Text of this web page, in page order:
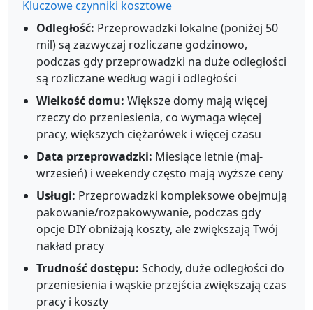
Kluczowe czynniki kosztowe
Odległość: Przeprowadzki lokalne (poniżej 50
mil) są zazwyczaj rozliczane godzinowo,
podczas gdy przeprowadzki na duże odległości
są rozliczane według wagi i odległości
Wielkość domu: Większe domy mają więcej
rzeczy do przeniesienia, co wymaga więcej
pracy, większych ciężarówek i więcej czasu
Data przeprowadzki: Miesiące letnie (maj-
wrzesień) i weekendy często mają wyższe ceny
Usługi: Przeprowadzki kompleksowe obejmują
pakowanie/rozpakowywanie, podczas gdy
opcje DIY obniżają koszty, ale zwiększają Twój
nakład pracy
Trudność dostępu: Schody, duże odległości do
przeniesienia i wąskie przejścia zwiększają czas
pracy i koszty